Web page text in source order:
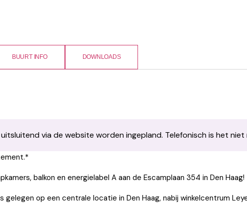
BUURT INFO DOWNLOADS
via de website worden ingepland. Telefonisch is het
balkon en energielabel A aan de Escamplaan 354 in Den Haag!
op een centrale locatie in Den Haag, nabij winkelcentrum